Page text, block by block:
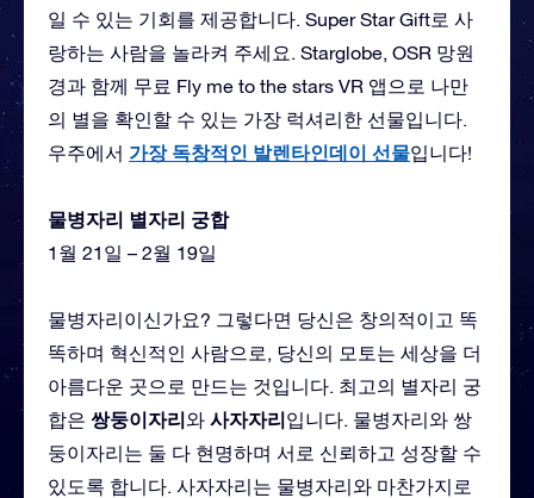
일 수 있는 기회를 제공합니다. Super Star Gift로 사
랑하는 사람을 놀라켜 주세요. Starglobe, OSR 망원
경과 함께 무료 Fly me to the stars VR 앱으로 나만
의 별을 확인할 수 있는 가장 럭셔리한 선물입니다.
우주에서 가장 독창적인 발렌타인데이 선물입니다!
물병자리 별자리 궁합
1월 21일 – 2월 19일
물병자리이신가요? 그렇다면 당신은 창의적이고 똑
똑하며 혁신적인 사람으로, 당신의 모토는 세상을 더
아름다운 곳으로 만드는 것입니다. 최고의 별자리 궁
합은 쌍둥이자리와 사자자리입니다. 물병자리와 쌍
둥이자리는 둘 다 현명하며 서로 신뢰하고 성장할 수
있도록 합니다. 사자자리는 물병자리와 마찬가지로